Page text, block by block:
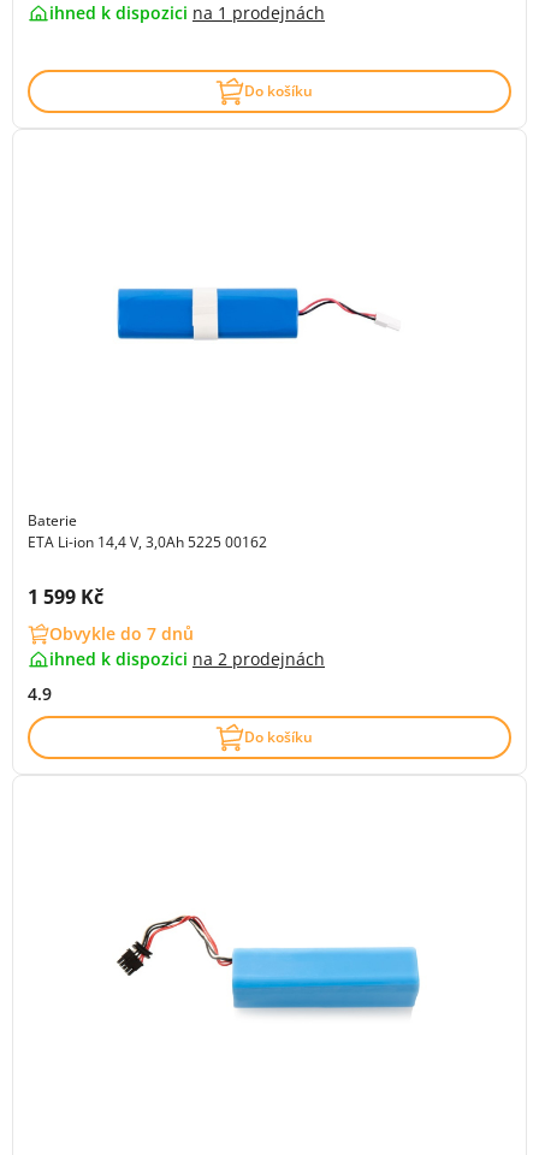
ihned k dispozici na 1 prodejnách
Do košíku
Baterie
ETA Li-ion 14,4 V, 3,0Ah 5225 00162
Cena s DPH:
1 599 Kč
Obvykle do 7 dnů
ihned k dispozici na 2 prodejnách
4.9
Do košíku